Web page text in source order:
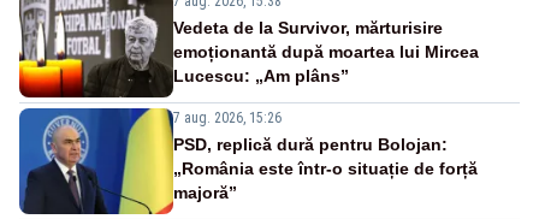
Vedeta de la Survivor, mărturisire
emoționantă după moartea lui Mircea
Lucescu: „Am plâns”
7 aug. 2026, 15:26
PSD, replică dură pentru Bolojan:
„România este într-o situație de forță
majoră”